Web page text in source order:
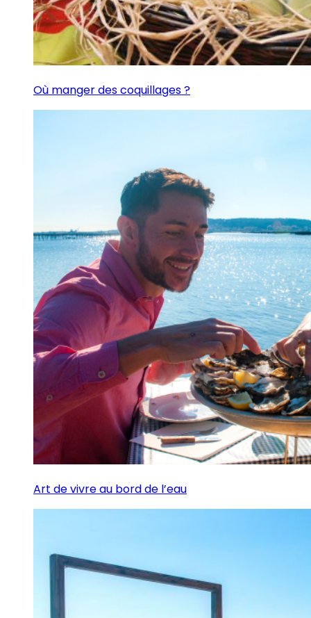
Où manger des coquillages ?
Art de vivre au bord de l’eau